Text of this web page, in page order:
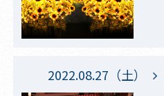
2022.08.27（土）